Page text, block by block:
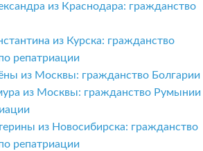
из Краснодара: гражданство
из Курска: гражданство
репатриации
из Москвы: гражданство Болгарии
из Москвы: гражданство Румынии
из Новосибирска: гражданство
репатриации